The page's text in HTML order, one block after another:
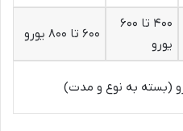
۴۰۰ تا ۶۰۰
یورو
۶۰۰ تا ۸۰۰ یورو